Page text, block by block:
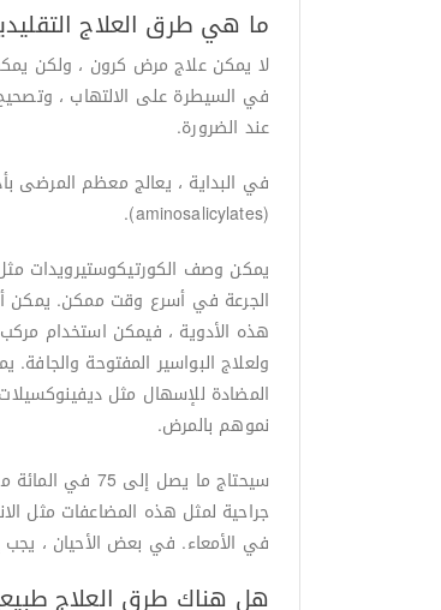
ما هي طرق العلاج
لا يمكن علاج مرض كرون ، ولكن
في السيطرة على الالتهاب ،
عند الضرورة.
في البداية ، يعالج معظم المرضى
(aminosalicylates).
يمكن وصف الكورتيكوستيرويدات
الجرعة في أسرع وقت ممكن. يمكن
ولعلاج البواسير المفتوحة
المضادة للإسهال مثل
نموهم بالمرض.
سيحتاج ما
جراحية لمثل هذه المضاعفات مثل
في الأمعاء. في بعض الأحيان ، يجب
هل هناك طرق العلاج